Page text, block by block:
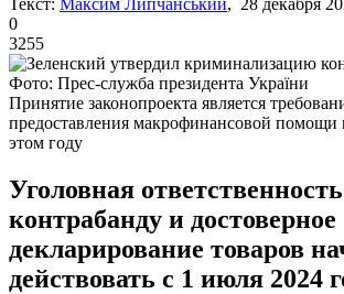
0
3255
Фото: Прес-служба президента України
Принятие законопроекта является
предоставления макрофинансовой помощи
этом году
Уголовная
контрабанду и достоверное
декларирование товаров
действовать с 1 июля 2024